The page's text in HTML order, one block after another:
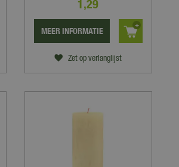
1,29
Zet op verlanglijst
MEER INFORMATIE